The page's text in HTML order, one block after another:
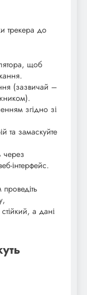
трекера до
щоб
(зазвичай –
згідно зі
та замаскуйте
через
інтерфейс.
а дані